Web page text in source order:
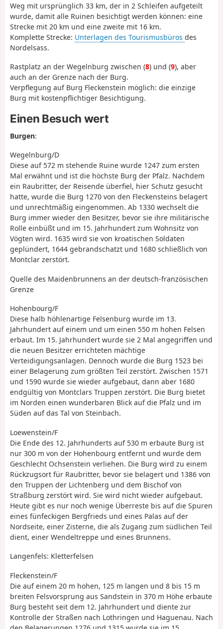
Weg mit ursprünglich 33 km, der in 2 Schleifen aufgeteilt
wurde, damit alle Ruinen besichtigt werden können: eine
Strecke mit 20 km und eine zweite mit 16 km.
Komplette Strecke: Unterlagen des Tourismusbüros des
Nordelsass.
Rastplatz an der Wegelnburg zwischen (8) und (9), aber
auch an der Grenze nach der Burg.
Verpflegung auf Burg Fleckenstein möglich: die einzige
Burg mit kostenpflichtiger Besichtigung.
Einen Besuch wert
Burgen:
Wegelnburg/D
Diese auf 572 m stehende Ruine wurde 1247 zum ersten
Mal erwähnt und ist die höchste Burg der Pfalz. Nachdem
ein Raubritter, der Reisende überfiel, hier Schutz gesucht
hatte, wurde die Burg 1270 von den Fleckensteins belagert
und unrechtmäßig eingenommen. Ab 1330 wechselt die
Burg immer wieder den Besitzer, bevor sie ihre militärische
Rolle einbüßt und im 15. Jahrhundert zum Wohnsitz von
Vögten wird. 1635 wird sie von kroatischen Soldaten
geplündert, 1644 gebrandschatzt und 1680 schließlich von
Montclar zerstört.
Quelle des Maidenbrunnens an der deutsch-französischen
Grenze
Hohenbourg/F
Diese halb höhlenartige Felsenburg wurde im 13.
Jahrhundert auf einem und um einen 550 m hohen Felsen
erbaut. Im 15. Jahrhundert wurde sie 2 Mal angegriffen und
die neuen Besitzer errichteten mächtige
Verteidigungsanlagen. Dennoch wurde die Burg 1523 bei
einer Belagerung zum größten Teil zerstört. Zwischen 1571
und 1590 wurde sie wieder aufgebaut, dann aber 1680
endgültig von Montclars Truppen zerstört. Die Burg bietet
im Norden einen wunderbaren Blick auf die Pfalz und im
Süden auf das Tal von Steinbach.
Loewenstein/F
Die Ende des 12. Jahrhunderts auf 530 m erbaute Burg ist
nur 300 m von der Hohenbourg entfernt und wurde dem
Geschlecht Ochsenstein verliehen. Die Burg wird zu einem
Rückzugsort für Raubritter, bevor sie belagert und 1386 von
den Truppen der Lichtenberg und dem Bischof von
Straßburg zerstört wird. Sie wird nicht wieder aufgebaut.
Heute gibt es nur noch wenige Überreste bis auf die Spuren
eines fünfeckigen Bergfrieds und eines Palas auf der
Nordseite, einer Zisterne, die als Zugang zum südlichen Teil
dient, einer Wendeltreppe und eines Brunnens.
Langenfels: Kletterfelsen
Fleckenstein/F
Die auf einem 20 m hohen, 125 m langen und 8 bis 15 m
breiten Felsvorsprung aus Sandstein in 370 m Höhe erbaute
Burg besteht seit dem 12. Jahrhundert und diente zur
Kontrolle der Straßen nach Lothringen und Haguenau. Nach